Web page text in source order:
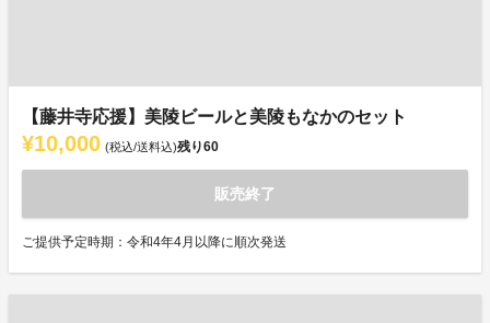
【藤井寺応援】美陵ビールと美陵もなかのセット
¥10,000 (税込/送料込)残り60
販売終了
ご提供予定時期：令和4年4月以降に順次発送